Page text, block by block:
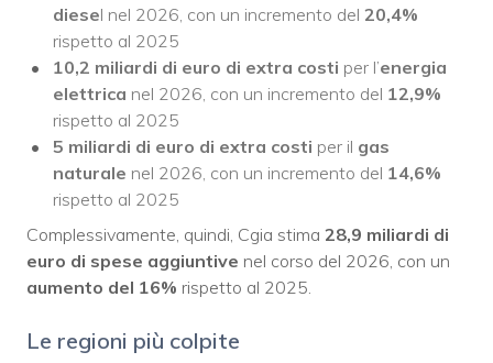
diesel nel 2026, con un incremento del 20,4%
rispetto al 2025
10,2 miliardi di euro di extra costi per l’energia
elettrica nel 2026, con un incremento del 12,9%
rispetto al 2025
5 miliardi di euro di extra costi per il gas
naturale nel 2026, con un incremento del 14,6%
rispetto al 2025
Complessivamente, quindi, Cgia stima 28,9 miliardi di
euro di spese aggiuntive nel corso del 2026, con un
aumento del 16% rispetto al 2025.
Le regioni più colpite